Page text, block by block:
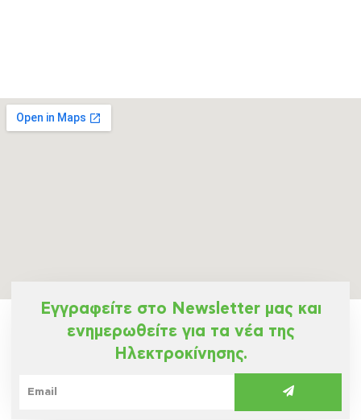
Εγγραφείτε στο Newsletter μας και
ενημερωθείτε για τα νέα της
Ηλεκτροκίνησης.